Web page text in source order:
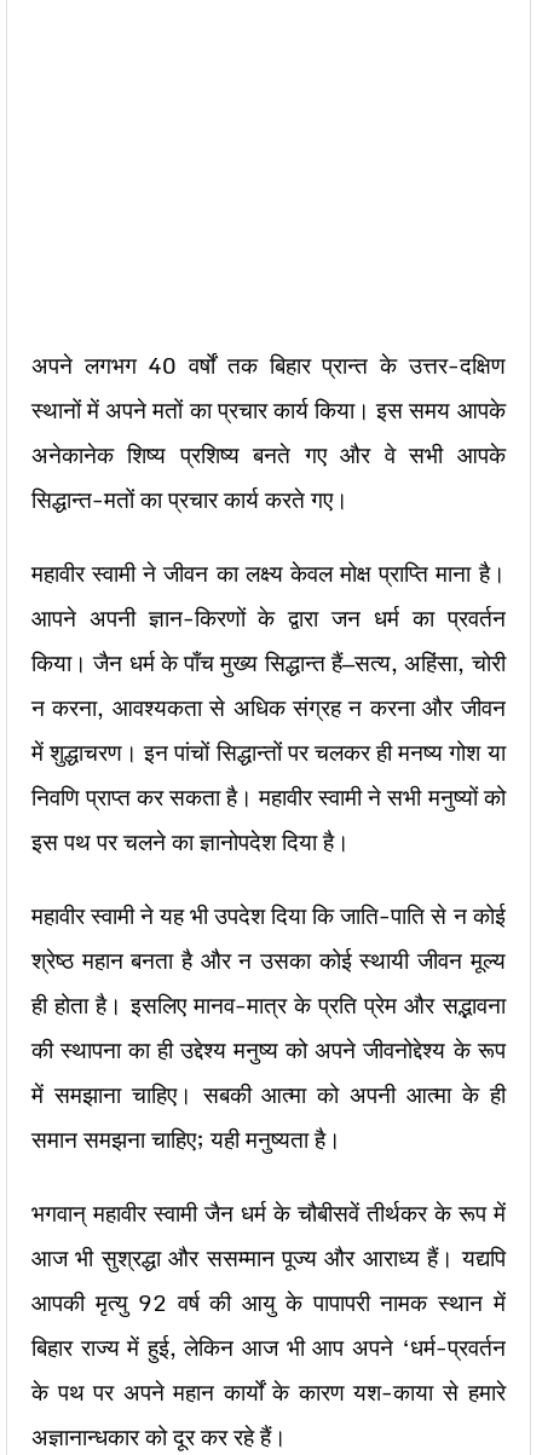
अपने लगभग 40 वर्षों तक बिहार प्रान्त के उत्तर-दक्षिण
स्थानों में अपने मतों का प्रचार कार्य किया। इस समय आपके
अनेकानेक शिष्य प्रशिष्य बनते गए और वे सभी आपके
सिद्धान्त-मतों का प्रचार कार्य करते गए।
महावीर स्वामी ने जीवन का लक्ष्य केवल मोक्ष प्राप्ति माना है।
आपने अपनी ज्ञान-किरणों के द्वारा जन धर्म का प्रवर्तन
किया। जैन धर्म के पाँच मुख्य सिद्धान्त हैं—सत्य, अहिंसा, चोरी
न करना, आवश्यकता से अधिक संग्रह न करना और जीवन
में शुद्धाचरण। इन पांचों सिद्धान्तों पर चलकर ही मनष्य गोश या
निवणि प्राप्त कर सकता है। महावीर स्वामी ने सभी मनुष्यों को
इस पथ पर चलने का ज्ञानोपदेश दिया है।
महावीर स्वामी ने यह भी उपदेश दिया कि जाति-पाति से न कोई
श्रेष्ठ महान बनता है और न उसका कोई स्थायी जीवन मूल्य
ही होता है। इसलिए मानव-मात्र के प्रति प्रेम और सद्भावना
की स्थापना का ही उद्देश्य मनुष्य को अपने जीवनोद्देश्य के रूप
में समझाना चाहिए। सबकी आत्मा को अपनी आत्मा के ही
समान समझना चाहिए; यही मनुष्यता है।
भगवान् महावीर स्वामी जैन धर्म के चौबीसवें तीर्थकर के रूप में
आज भी सुश्रद्धा और ससम्मान पूज्य और आराध्य हैं। यद्यपि
आपकी मृत्यु 92 वर्ष की आयु के पापापरी नामक स्थान में
बिहार राज्य में हुई, लेकिन आज भी आप अपने ‘धर्म-प्रवर्तन
के पथ पर अपने महान कार्यों के कारण यश-काया से हमारे
अज्ञानान्धकार को दूर कर रहे हैं।